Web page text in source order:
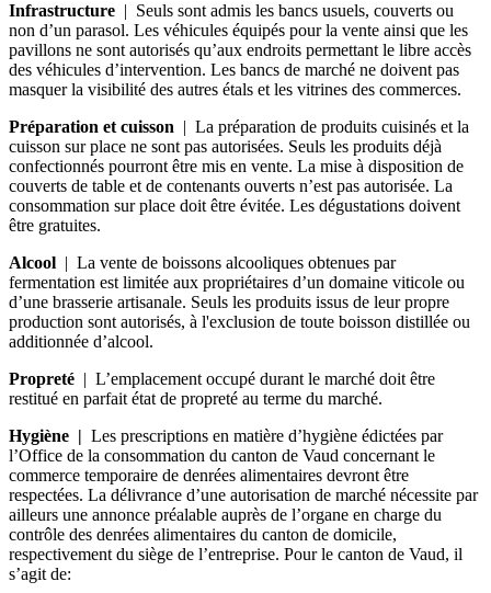
Infrastructure | Seuls sont admis les bancs usuels, couverts ou
non d’un parasol. Les véhicules équipés pour la vente ainsi que les
pavillons ne sont autorisés qu’aux endroits permettant le libre accès
des véhicules d’intervention. Les bancs de marché ne doivent pas
masquer la visibilité des autres étals et les vitrines des commerces.
Préparation et cuisson | La préparation de produits cuisinés et la
cuisson sur place ne sont pas autorisées. Seuls les produits déjà
confectionnés pourront être mis en vente. La mise à disposition de
couverts de table et de contenants ouverts n’est pas autorisée. La
consommation sur place doit être évitée. Les dégustations doivent
être gratuites.
Alcool | La vente de boissons alcooliques obtenues par
fermentation est limitée aux propriétaires d’un domaine viticole ou
d’une brasserie artisanale. Seuls les produits issus de leur propre
production sont autorisés, à l'exclusion de toute boisson distillée ou
additionnée d’alcool.
Propreté | L’emplacement occupé durant le marché doit être
restitué en parfait état de propreté au terme du marché.
Hygiène | Les prescriptions en matière d’hygiène édictées par
l’Office de la consommation du canton de Vaud concernant le
commerce temporaire de denrées alimentaires devront être
respectées. La délivrance d’une autorisation de marché nécessite par
ailleurs une annonce préalable auprès de l’organe en charge du
contrôle des denrées alimentaires du canton de domicile,
respectivement du siège de l’entreprise. Pour le canton de Vaud, il
s’agit de: